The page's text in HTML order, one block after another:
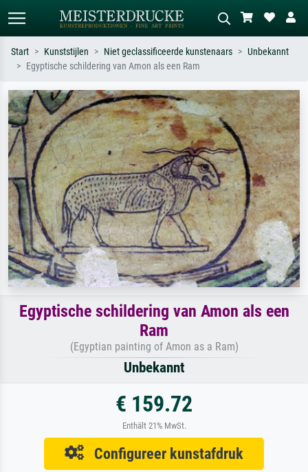
Zoek op kunstenaar, titel of stijl – bijv.
Monet, Sterrennacht, impressionisme,
Hokusai-golf, naakt.
Beschrijf de scène – bijv. groene
weide, abstract met veel rood, donker
olieverfschilderij, staand naakt naast
een boom.
Start Kunststijlen Niet geclassificeerde kunstenaars
Unbekannt
Egyptische schildering van Amon als een Ram
Egyptische schildering van Amon als een
Ram
(Egyptian painting of Amon as a Ram)
Unbekannt
€ 159.72
Enthält 21% MwSt.
Configureer kunstafdruk